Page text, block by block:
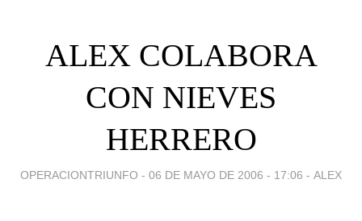
ALEX COLABORA
CON NIEVES
HERRERO
OPERACIONTRIUNFO - 06 DE MAYO DE 2006 - 17:06 - ALEX